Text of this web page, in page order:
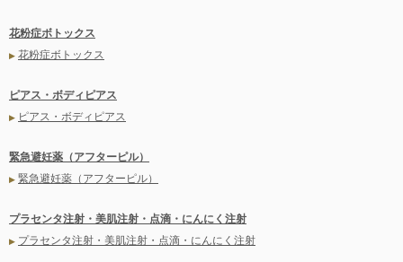
花粉症ボトックス
▶ 花粉症ボトックス
ピアス・ボディピアス
▶ ピアス・ボディピアス
緊急避妊薬（アフターピル）
▶ 緊急避妊薬（アフターピル）
プラセンタ注射・美肌注射・点滴・にんにく注射
▶ プラセンタ注射・美肌注射・点滴・にんにく注射